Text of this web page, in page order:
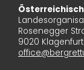
Rosenegger
9020 Klagenfurt